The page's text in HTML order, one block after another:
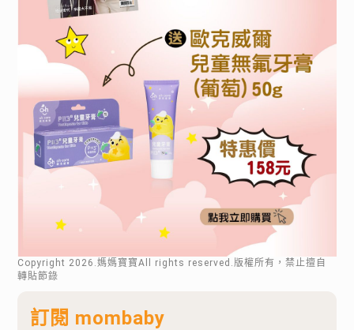
Copyright 2026 .媽媽寶寶All rights reserved.版權所有，禁止擅自
轉貼節錄
訂閱 mombaby